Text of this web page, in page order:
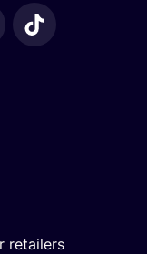
retailers